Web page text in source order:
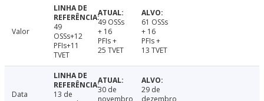
Valor
49
OSSs+12
PFIs+11
TVET
49 OSSs
+ 16
PFIs +
25 TVET
61 OSSs
+ 16
PFIs +
13 TVET
Data
13 de
30 de
29 de